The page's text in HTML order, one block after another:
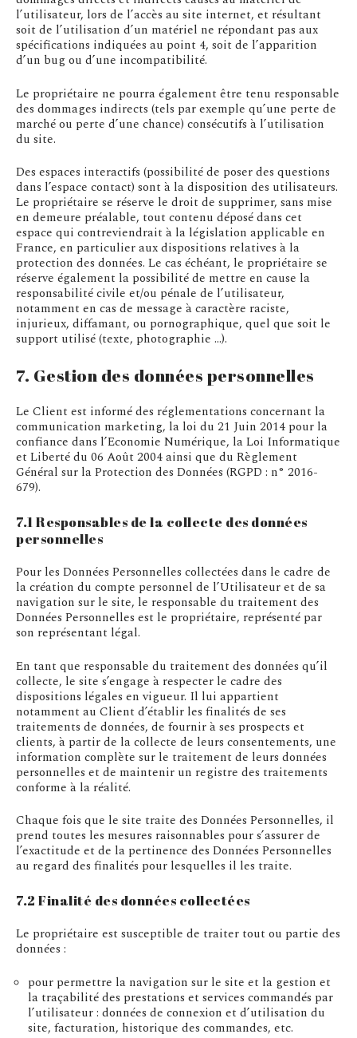
l’utilisateur, lors de l’accès au site internet, et résultant
soit de l’utilisation d’un matériel ne répondant pas aux
spécifications indiquées au point 4, soit de l’apparition
d’un bug ou d’une incompatibilité.
Le propriétaire ne pourra également être tenu responsable
des dommages indirects (tels par exemple qu’une perte de
marché ou perte d’une chance) consécutifs à l’utilisation
du site.
Des espaces interactifs (possibilité de poser des questions
dans l’espace contact) sont à la disposition des utilisateurs.
Le propriétaire se réserve le droit de supprimer, sans mise
en demeure préalable, tout contenu déposé dans cet
espace qui contreviendrait à la législation applicable en
France, en particulier aux dispositions relatives à la
protection des données. Le cas échéant, le propriétaire se
réserve également la possibilité de mettre en cause la
responsabilité civile et/ou pénale de l’utilisateur,
notamment en cas de message à caractère raciste,
injurieux, diffamant, ou pornographique, quel que soit le
support utilisé (texte, photographie …).
7. Gestion des données personnelles
Le Client est informé des réglementations concernant la
communication marketing, la loi du 21 Juin 2014 pour la
confiance dans l’Economie Numérique, la Loi Informatique
et Liberté du 06 Août 2004 ainsi que du Règlement
Général sur la Protection des Données (RGPD : n° 2016-
679).
7.1 Responsables de la collecte des données
personnelles
Pour les Données Personnelles collectées dans le cadre de
la création du compte personnel de l’Utilisateur et de sa
navigation sur le site, le responsable du traitement des
Données Personnelles est le propriétaire, représenté par
son représentant légal.
En tant que responsable du traitement des données qu’il
collecte, le site s’engage à respecter le cadre des
dispositions légales en vigueur. Il lui appartient
notamment au Client d’établir les finalités de ses
traitements de données, de fournir à ses prospects et
clients, à partir de la collecte de leurs consentements, une
information complète sur le traitement de leurs données
personnelles et de maintenir un registre des traitements
conforme à la réalité.
Chaque fois que le site traite des Données Personnelles, il
prend toutes les mesures raisonnables pour s’assurer de
l’exactitude et de la pertinence des Données Personnelles
au regard des finalités pour lesquelles il les traite.
7.2 Finalité des données collectées
Le propriétaire est susceptible de traiter tout ou partie des
données :
pour permettre la navigation sur le site et la gestion et
la traçabilité des prestations et services commandés par
l’utilisateur : données de connexion et d’utilisation du
site, facturation, historique des commandes, etc.